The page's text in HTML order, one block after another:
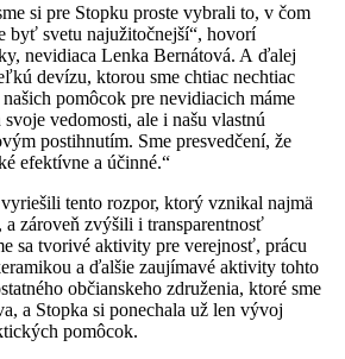
si pre Stopku proste vybrali to, v čom
byť svetu najužitočnejší“, hovorí
nevidiaca Lenka Bernátová. A ďalej
devízu, ktorou sme chtiac nechtiac
pomôcok pre nevidiacich máme
vedomosti, ale i našu vlastnú
postihnutím. Sme presvedčení, že
efektívne a účinné.“
tento rozpor, ktorý vznikal najmä
zároveň zvýšili i transparentnosť
sa tvorivé aktivity pre verejnosť, prácu
a ďalšie zaujímavé aktivity tohto
občianskeho združenia, ktoré sme
a Stopka si ponechala už len vývoj
pomôcok.